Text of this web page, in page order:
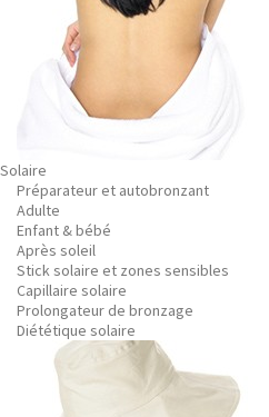
Solaire
Préparateur et autobronzant
Adulte
Enfant & bébé
Après soleil
Stick solaire et zones sensibles
Capillaire solaire
Prolongateur de bronzage
Diététique solaire